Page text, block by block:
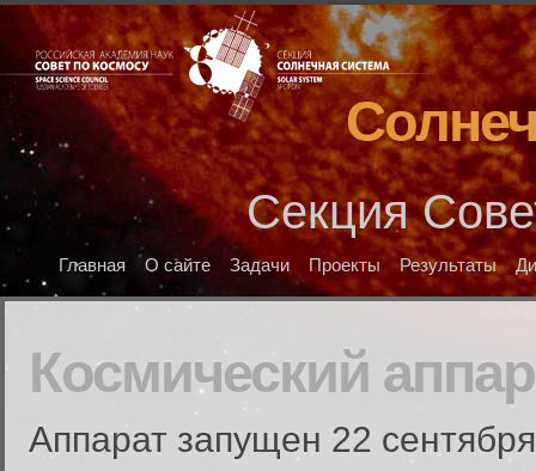
Секция
Главная О сайте Задачи Проекты Результаты
Космический
Аппарат запущен 22